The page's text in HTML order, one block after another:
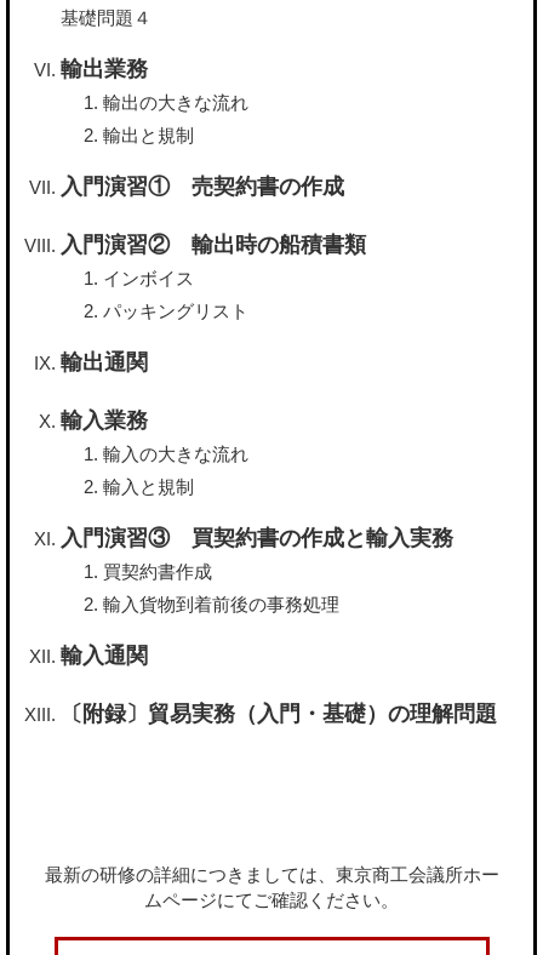
基礎問題４
輸出業務
輸出の大きな流れ
輸出と規制
入門演習① 売契約書の作成
入門演習② 輸出時の船積書類
インボイス
パッキングリスト
輸出通関
輸入業務
輸入の大きな流れ
輸入と規制
入門演習③ 買契約書の作成と輸入実務
買契約書作成
輸入貨物到着前後の事務処理
輸入通関
〔附録〕貿易実務（入門・基礎）の理解問題
最新の研修の詳細につきましては、東京商工会議所ホー
ムページにてご確認ください。